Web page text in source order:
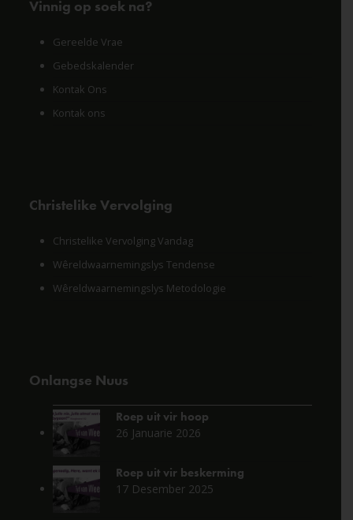
Vinnig op soek na?
Gereelde Vrae
Gebedskalender
Kontak Ons
Kontak ons
Christelike Vervolging
Christelike Vervolging Vandag
Wêreldwaarnemingslys Tendense
Wêreldwaarnemingslys Metodologie
Onlangse Nuus
Roep uit vir hoop
26 Januarie 2026
Roep uit vir beskerming
17 Desember 2025